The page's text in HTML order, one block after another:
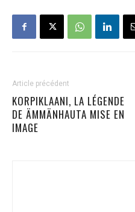
Article précédent
KORPIKLAANI, LA LÉGENDE
DE ÄMMÄNHAUTA MISE EN
IMAGE